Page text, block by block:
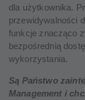
dla użytkownika.
przewidywalności
funkcje znacząco
bezpośrednią
wykorzystania.
Są Państwo
Management i